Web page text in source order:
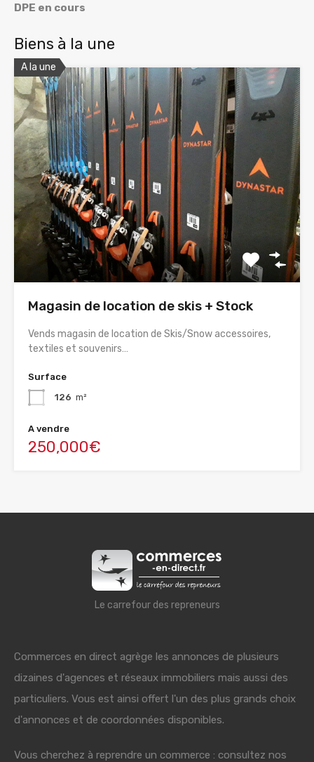
DPE en cours
Biens à la une
A la une
Magasin de location de skis + Stock
Vends magasin de location de Skis/Snow accessoires,
textiles et souvenirs…
Surface
126 m²
A vendre
250,000€
Le carrefour des repreneurs
Commerces en direct agrège les annonces de plusieurs
dizaines d'agences et réseaux immobiliers mais aussi des
particuliers. Vous est ainsi offert l'un des plus grands choix
d'annonces et de coordonnées disponibles.
Vous cherchez à reprendre un commerce : consultez nos